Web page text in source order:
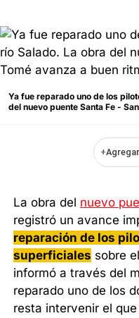
Ya fue reparado uno de los
del nuevo puente Santa Fe -
+
La obra del nuevo
registró un avance
reparación de los
superficiales sobre
informó a través del
reparado uno de los
resta intervenir el